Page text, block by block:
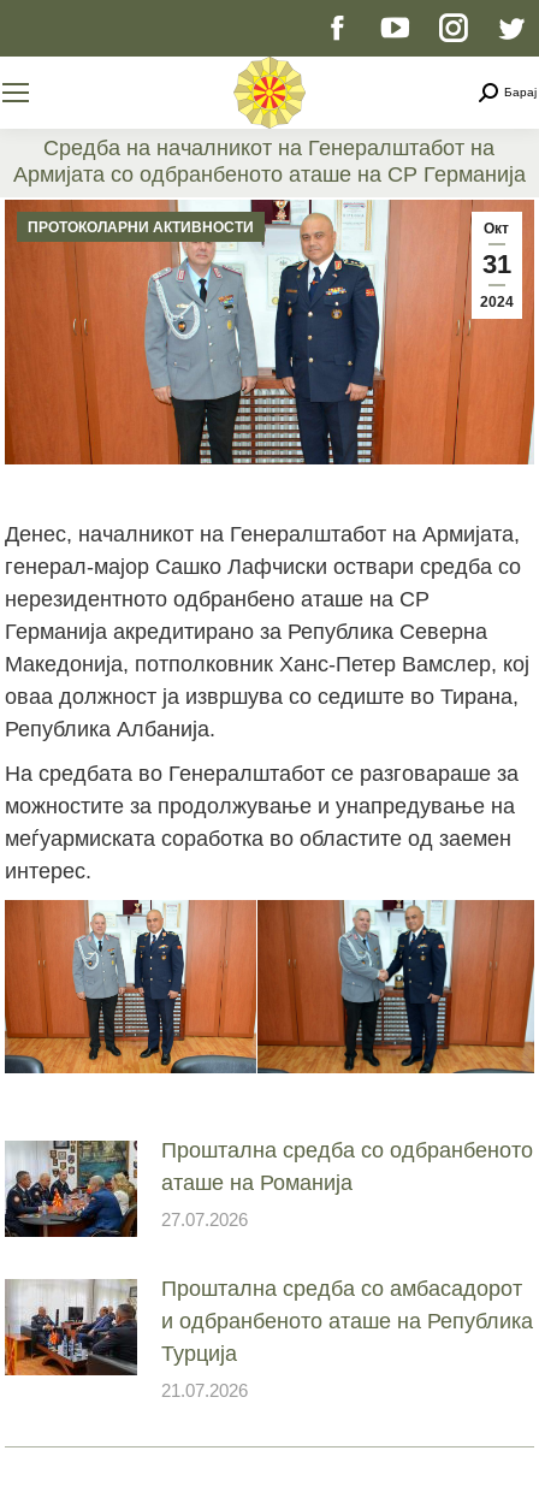
Facebook
opens
in
new
window
YouTube
opens
in
window
page
opens
in
new
window
Барај
Средба на началникот на Генералштабот на
Армијата со одбранбеното аташе на СР Германија
You are here:
Окт
31
2024
ПРОТОКОЛАРНИ АКТИВНОСТИ
Денес, началникот на Генералштабот на Армијата,
генерал-мајор Сашко Лафчиски оствари средба со
нерезидентното одбранбено аташе на СР
Германија акредитирано за Република Северна
Македонија, потполковник Ханс-Петер Вамслер, кој
оваа должност ја извршува со седиште во Тирана,
Република Албанија.
На средбата во Генералштабот се разговараше за
можностите за продолжување и унапредување на
меѓуармиската соработка во областите од заемен
интерес.
Проштална средба со одбранбеното
аташе на Романија
27.07.2026
Проштална средба со амбасадорот
и одбранбеното аташе на Република
Турција
21.07.2026